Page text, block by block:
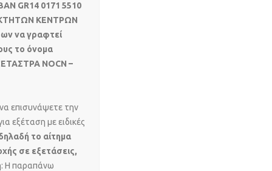
GR14 0171 5510
ΚΕΝΤΡΩΝ
να γραφτεί
το όνομα
NOCN –
επισυνάψετε την
εξέταση με ειδικές
το αίτημα
σε εξετάσεις,
Η παραπάνω